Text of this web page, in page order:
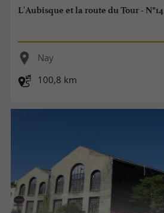
L'Aubisque et la route du Tour - N°14
Nay
100,8 km